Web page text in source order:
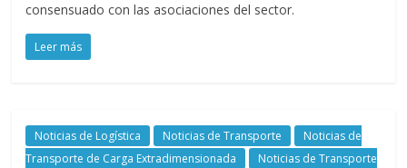
consensuado con las asociaciones del sector.
Leer más
Noticias de Logística Noticias de Transporte
Noticias de
Transporte de Carga Extradimensionada
Noticias de Transporte